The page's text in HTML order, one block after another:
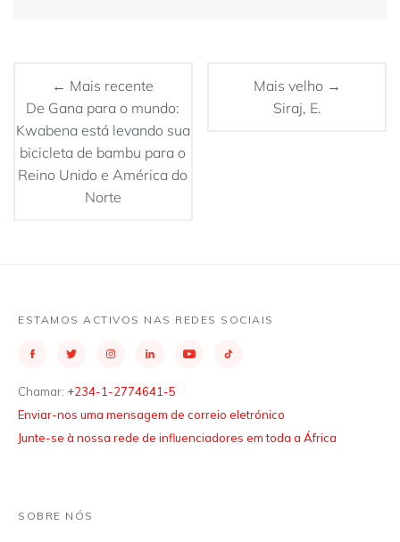
← Mais recente
De Gana para o mundo:
Kwabena está levando sua
bicicleta de bambu para o
Reino Unido e América do
Norte
Mais velho →
Siraj, E.
ESTAMOS ACTIVOS NAS REDES SOCIAIS
Chamar: +234-1-2774641-5
Enviar-nos uma mensagem de correio eletrónico
Junte-se à nossa rede de influenciadores em toda a África
SOBRE NÓS